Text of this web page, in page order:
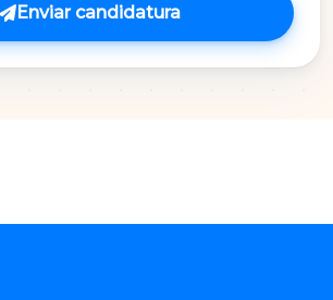
Enviar candidatura